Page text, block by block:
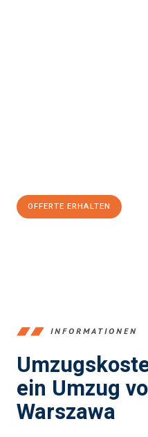
OFFERTE ERHALTEN
INFORMATIONEN
ein Umzug
Warszawa